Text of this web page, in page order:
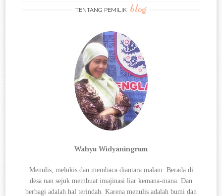
TENTANG PEMILIK blog
Wahyu Widyaningrum
Menulis, melukis dan membaca diantara malam. Berada di
desa nan sejuk membuat imajinasi liar kemana-mana. Dan
berbagi adalah hal terindah. Karena menulis adalah bumi dan